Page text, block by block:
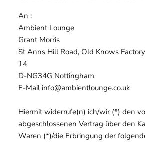
An :
Ambient Lounge
Grant Morris
St Anns Hill Road, Old Knows
14
D-NG34G Nottingham
E-Mail info@ambientlounge.co.uk
Hiermit widerrufe(n) ich/wir (*) den
abgeschlossenen Vertrag über den
Waren (*)/die Erbringung der